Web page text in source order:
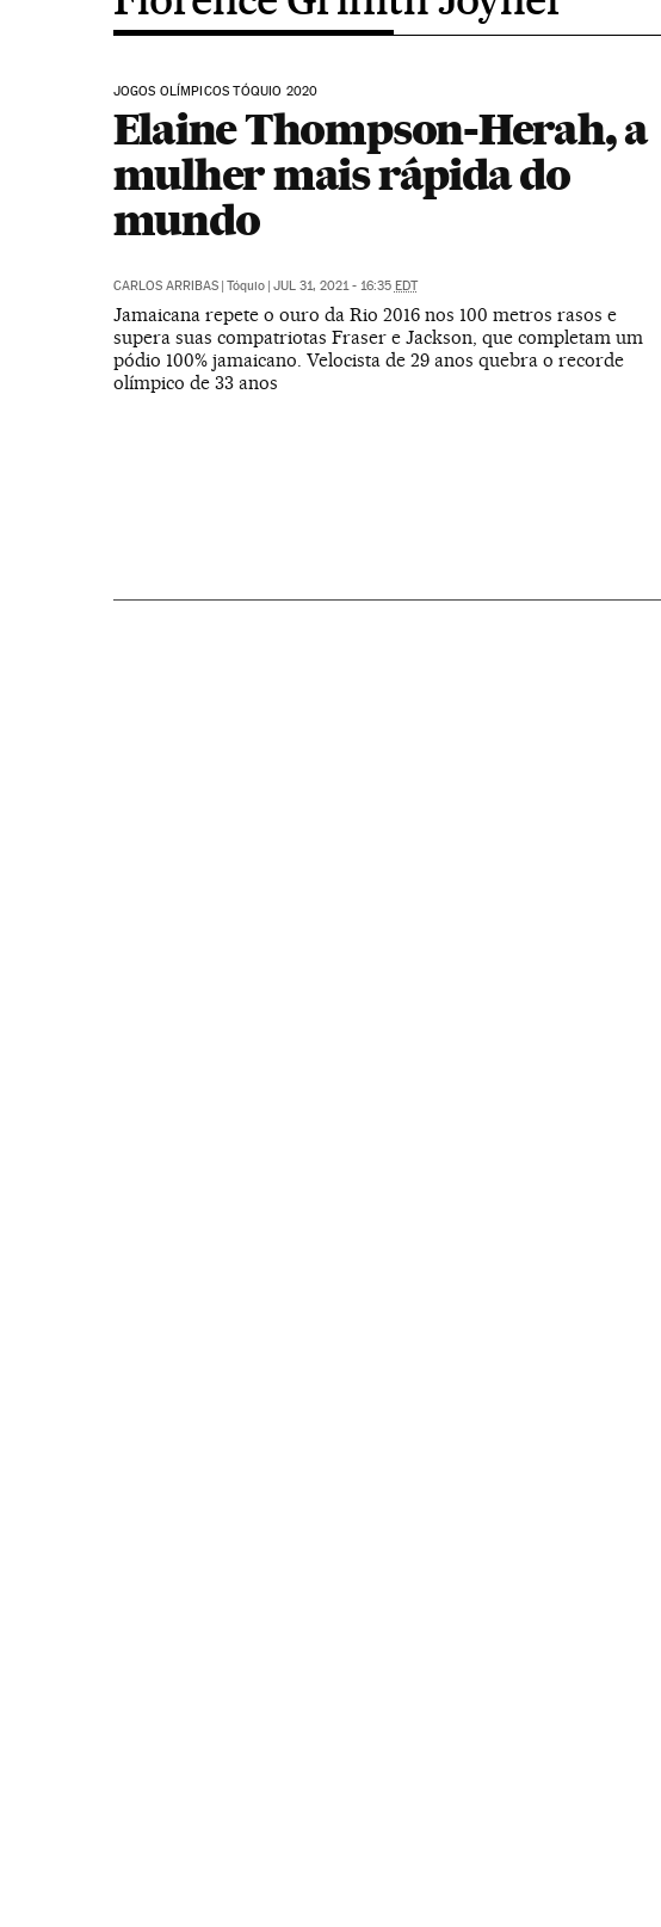
JOGOS OLÍMPICOS TÓQUIO 2020
Elaine Thompson-Herah, a
mulher mais rápida do
mundo
CARLOS ARRIBAS | Tóquio | JUL 31, 2021 - 16:35 EDT
Jamaicana repete o ouro da Rio 2016 nos 100 metros rasos e
supera suas compatriotas Fraser e Jackson, que completam um
pódio 100% jamaicano. Velocista de 29 anos quebra o recorde
olímpico de 33 anos